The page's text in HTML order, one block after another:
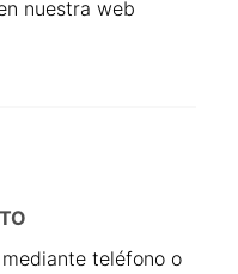
nuestra web
teléfono o